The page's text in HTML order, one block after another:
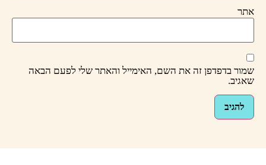
אתר
שמור בדפדפן זה את השם, האימייל והאתר שלי לפעם הבאה
שאגיב.